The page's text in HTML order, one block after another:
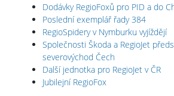
Dodávky RegioFoxů pro PID a do
Poslední exemplář řady 384
RegioSpidery v Nymburku vyjíždějí
Společnosti Škoda a RegioJet
severovýchod Čech
Další jednotka pro RegioJet v ČR
Jubilejní RegioFox